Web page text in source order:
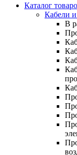
Каталог
Кабели
В